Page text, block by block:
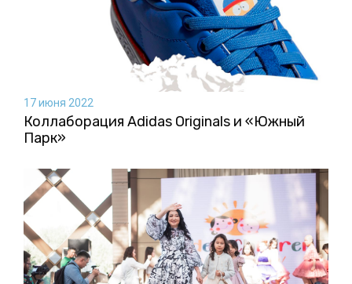
17 июня 2022
Коллаборация Аdidas Originals и «Южный
Парк»